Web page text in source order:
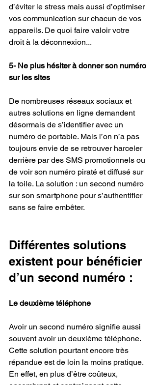
d’éviter le stress mais aussi d’optimiser
vos communication sur chacun de vos
appareils. De quoi faire valoir votre
droit à la déconnexion...
5- Ne plus hésiter à donner son numéro
sur les sites
De nombreuses réseaux sociaux et
autres solutions en ligne demandent
désormais de s’identifier avec un
numéro de portable. Mais l’on n’a pas
toujours envie de se retrouver harceler
derrière par des SMS promotionnels ou
de voir son numéro piraté et diffusé sur
la toile. La solution : un second numéro
sur son smartphone pour s’authentifier
sans se faire embêter.
Différentes solutions
existent pour bénéficier
d’un second numéro :
Le deuxième téléphone
Avoir un second numéro signifie aussi
souvent avoir un deuxième téléphone.
Cette solution pourtant encore très
répandue est de loin la moins pratique.
En effet, en plus d’être coûteux,